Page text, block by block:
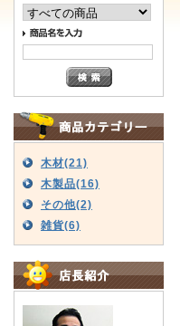
木材(21)
木製品(16)
その他(2)
雑貨(6)